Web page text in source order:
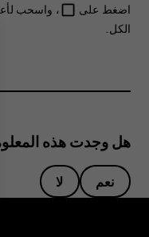
الهواتف
الهواتف
Terra M
HMD DUB
اضغط على check_box_outline_blank ، واسحب
الكل.
هل وجدت هذه
نعم لا